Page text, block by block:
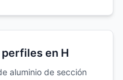
en H
aluminio de sección